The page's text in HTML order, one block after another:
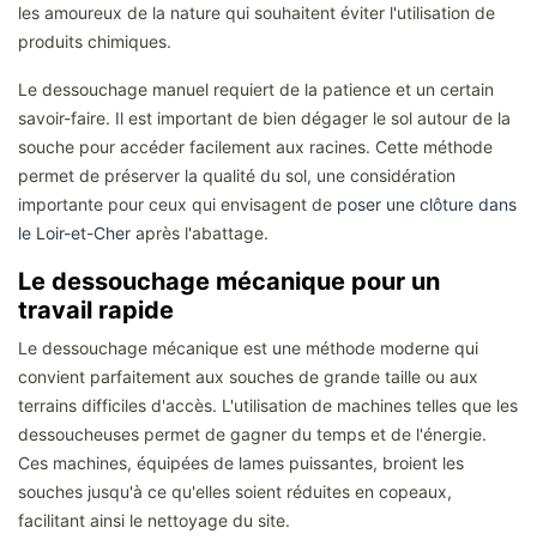
les amoureux de la nature qui souhaitent éviter l'utilisation de
produits chimiques.
Le dessouchage manuel requiert de la patience et un certain
savoir-faire. Il est important de bien dégager le sol autour de la
souche pour accéder facilement aux racines. Cette méthode
permet de préserver la qualité du sol, une considération
importante pour ceux qui envisagent de poser une clôture dans
le Loir-et-Cher après l'abattage.
Le dessouchage mécanique pour un
travail rapide
Le dessouchage mécanique est une méthode moderne qui
convient parfaitement aux souches de grande taille ou aux
terrains difficiles d'accès. L'utilisation de machines telles que les
dessoucheuses permet de gagner du temps et de l'énergie.
Ces machines, équipées de lames puissantes, broient les
souches jusqu'à ce qu'elles soient réduites en copeaux,
facilitant ainsi le nettoyage du site.